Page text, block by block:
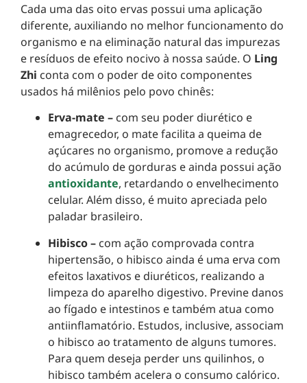
Cada uma das oito ervas possui uma aplicação
diferente, auxiliando no melhor funcionamento do
organismo e na eliminação natural das impurezas
e resíduos de efeito nocivo à nossa saúde. O Ling
Zhi conta com o poder de oito componentes
usados há milênios pelo povo chinês:
Erva-mate – com seu poder diurético e
emagrecedor, o mate facilita a queima de
açúcares no organismo, promove a redução
do acúmulo de gorduras e ainda possui ação
antioxidante, retardando o envelhecimento
celular. Além disso, é muito apreciada pelo
paladar brasileiro.
Hibisco – com ação comprovada contra
hipertensão, o hibisco ainda é uma erva com
efeitos laxativos e diuréticos, realizando a
limpeza do aparelho digestivo. Previne danos
ao fígado e intestinos e também atua como
antiinflamatório. Estudos, inclusive, associam
o hibisco ao tratamento de alguns tumores.
Para quem deseja perder uns quilinhos, o
hibisco também acelera o consumo calórico.